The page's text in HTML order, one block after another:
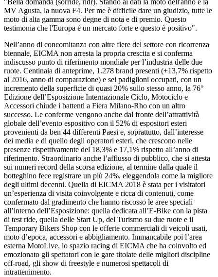
"Bella domanda (sorride, ndr). Stando ai dati la moto dell'anno è la
MV Agusta, la nuova F4. Per me è difficile dare un giudizio, tutte le
moto di alta gamma sono degne di nota e di premio. Questo
testimonia che l'Europa è un mercato forte e questo è positivo".
Nell’anno di concomitanza con altre fiere del settore con ricorrenza
biennale, EICMA non arresta la propria crescita e si conferma
indiscusso punto di riferimento mondiale per l’industria delle due
ruote. Centinaia di anteprime, 1.278 brand presenti (+13,7% rispetto
al 2016, anno di comparazione) e sei padiglioni occupati, con un
incremento della superficie di quasi 20% sullo stesso anno, la 76°
Edizione dell’Esposizione Internazionale Ciclo, Motociclo e
Accessori chiude i battenti a Fiera Milano-Rho con un altro
successo. Le conferme vengono anche dal fronte dell’attrattività
globale dell’evento espositivo con il 52% di espositori esteri
provenienti da ben 44 differenti Paesi e, soprattutto, dall’interesse
dei media e di quello degli operatori esteri, che crescono nelle
presenze rispettivamente del 18,3% e 17,1% rispetto all’anno di
riferimento. Straordinario anche l’afflusso di pubblico, che si attesta
sui numeri record della scorsa edizione, al termine dalla quale il
botteghino fece registrare un più 24%, eleggendola come la migliore
degli ultimi decenni. Quella di EICMA 2018 è stata per i visitatori
un’esperienza di visita coinvolgente e ricca di contenuti, come
confermato dal gradimento che hanno riscosso le aree speciali
all’interno dell’Esposizione: quella dedicata all’E-Bike con la pista
di test ride, quella delle Start Up, del Turismo su due ruote e il
Temporary Bikers Shop con le offerte commerciali di veicoli usati,
moto d’epoca, accessori e abbigliamento. Immancabile poi l’area
esterna MotoLive, lo spazio racing di EICMA che ha coinvolto ed
emozionato gli spettatori con le gare titolate delle migliori discipline
off-road, gli show di freestyle e numerosi spettacoli di
intrattenimento.